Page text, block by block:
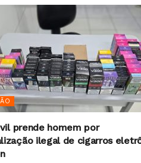
prende homem por
ilegal de cigarros